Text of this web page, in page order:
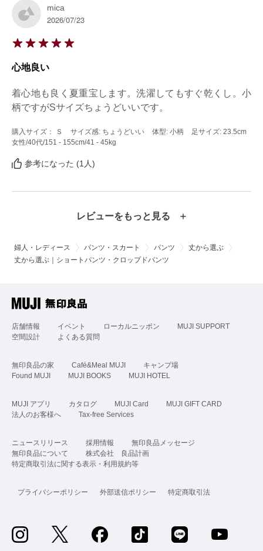
mica
2026/07/23
心地良い
着心地も良く夏重宝します。洗濯してもすぐ乾くし。小
柄ですがSサイズちょうどいいです。
購入サイズ： Ｓ サイズ感: ちょうどいい 体型: 小柄
足サイズ: 23.5cm
女性/40代/151 - 155cm/41 - 45kg
参考になった (1人)
レビューをもっと見る
婦人・レディース パンツ・スカート パンツ
丈から選ぶ
丈から選ぶ｜ショートパンツ・クロップドパンツ
店舗情報 イベント ローカルニッポン
MUJI SUPPORT
空間設計
よくある質問
無印良品の家 Café&Meal MUJI
キャンプ場
Found MUJI
MUJI BOOKS MUJI HOTEL
MUJI アプリ カタログ MUJI Card
MUJI GIFT CARD
法人のお客様へ
Tax-free Services
ニュースリリース 採用情報
無印良品メッセージ
無印良品について
株式会社 良品計画
特定商取引法に関する表示・利用規約等
プライバシーポリシー 外部送信ポリシー 特定商取引法